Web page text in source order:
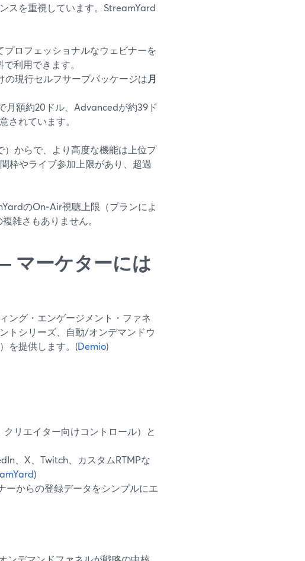
スを重視しています。StreamYard
プロフェッショナルなウェビナーを
利用できます。
現行セルフサーブパッケージは月
月額約20ドル、Advancedが約39ド
されています。
）からで、より高度な機能は上位プ
枠やライブ参加上限があり、超過
のOn‑Air視聴上限（プランによ
雑さもありません。
マーケターには
ング・エンゲージメント・ファネ
トシリーズ、自動/オンデマンドウ
を提供します。(Demio)
クリエイター向けコントロール）と
、X、Twitch、カスタムRTMPな
)
ーからの登録データをシンプルにエ